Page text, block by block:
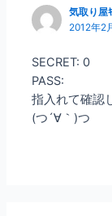
気取り屋
2012年2
SECRET: 0
PASS:
指入れて確認
(つ´∀｀)つ